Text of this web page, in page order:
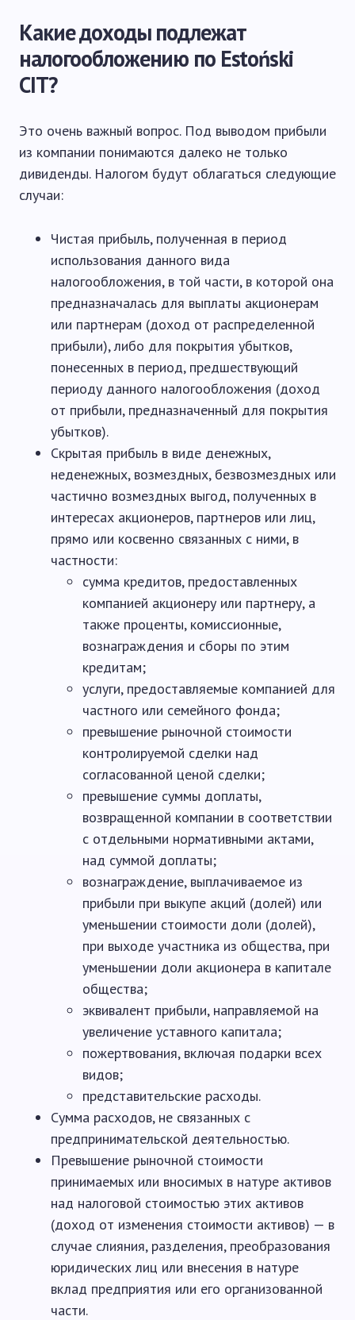
Какие доходы подлежат
налогообложению по Estoński
CIT?
Это очень важный вопрос. Под выводом прибыли
из компании понимаются далеко не только
дивиденды. Налогом будут облагаться следующие
случаи:
Чистая прибыль, полученная в период
использования данного вида
налогообложения, в той части, в которой она
предназначалась для выплаты акционерам
или партнерам (доход от распределенной
прибыли), либо для покрытия убытков,
понесенных в период, предшествующий
периоду данного налогообложения (доход
от прибыли, предназначенный для покрытия
убытков).
Скрытая прибыль в виде денежных,
неденежных, возмездных, безвозмездных или
частично возмездных выгод, полученных в
интересах акционеров, партнеров или лиц,
прямо или косвенно связанных с ними, в
частности:
сумма кредитов, предоставленных
компанией акционеру или партнеру, а
также проценты, комиссионные,
вознаграждения и сборы по этим
кредитам;
услуги, предоставляемые компанией для
частного или семейного фонда;
превышение рыночной стоимости
контролируемой сделки над
согласованной ценой сделки;
превышение суммы доплаты,
возвращенной компании в соответствии
с отдельными нормативными актами,
над суммой доплаты;
вознаграждение, выплачиваемое из
прибыли при выкупе акций (долей) или
уменьшении стоимости доли (долей),
при выходе участника из общества, при
уменьшении доли акционера в капитале
общества;
эквивалент прибыли, направляемой на
увеличение уставного капитала;
пожертвования, включая подарки всех
видов;
представительские расходы.
Сумма расходов, не связанных с
предпринимательской деятельностью.
Превышение рыночной стоимости
принимаемых или вносимых в натуре активов
над налоговой стоимостью этих активов
(доход от изменения стоимости активов) — в
случае слияния, разделения, преобразования
юридических лиц или внесения в натуре
вклад предприятия или его организованной
части.